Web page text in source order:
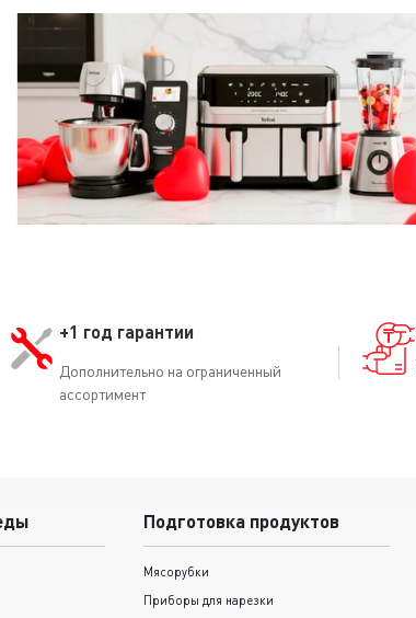
тканей. • Маркер с 2 точками — для
+1 год гарантии
Дополнительно на ограниченный
ассортимент
Подготовка продуктов
Мясорубки
Приборы для нарезки